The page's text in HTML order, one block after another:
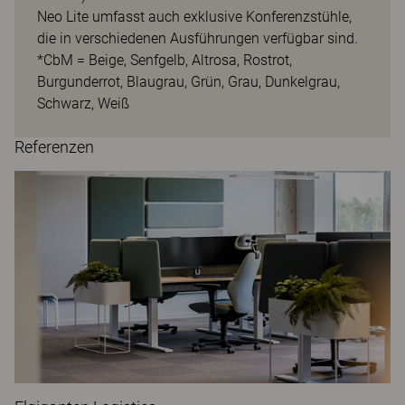
Neo Lite umfasst auch exklusive Konferenzstühle,
die in verschiedenen Ausführungen verfügbar sind.
*CbM = Beige, Senfgelb, Altrosa, Rostrot,
Burgunderrot, Blaugrau, Grün, Grau, Dunkelgrau,
Schwarz, Weiß
Referenzen